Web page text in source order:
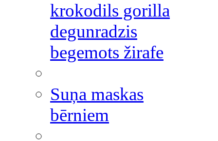
krokodils gorilla
degunradzis
begemots žirafe
Suņa maskas
bērniem